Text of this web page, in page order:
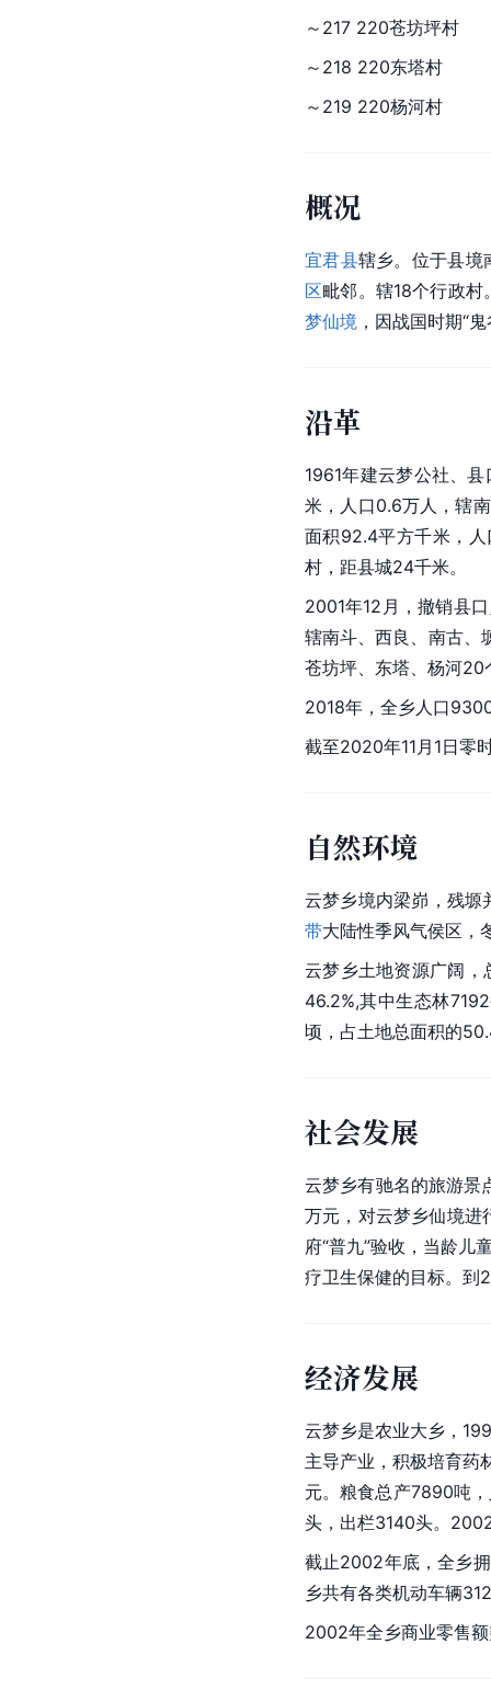
～217 220苍坊坪村
～218 220东塔村
～219 220杨河村
概况
宜君县辖乡。位于县境
区毗邻。辖18个行政村
梦仙境 ，因战国时期“
沿革
1961年建云梦公社、
米，人口0.6万人，辖
面积92.4平方千米，
村，距县城24千米。
2001年12月，撤销县
辖南斗、西良、南古、
苍坊坪、东塔、杨河20
2018年，全乡人口
截至2020年11月1日零
自然环境
云梦乡境内梁峁，残塬
带大陆性季风气侯区，
云梦乡土地资源广阔
46.2%,其中生态林
顷，占土地总面积的
社会发展
云梦乡有驰名的旅游景
万元，对云梦乡仙境进
府“普九”验收，当龄儿
疗卫生保健的目标。到
经济发展
云梦乡是农业大乡，
主导产业，积极培育药
元。粮食总产7890吨
头，出栏3140头。
截止2002年底，全乡
乡共有各类机动车辆
2002年全乡商业零售